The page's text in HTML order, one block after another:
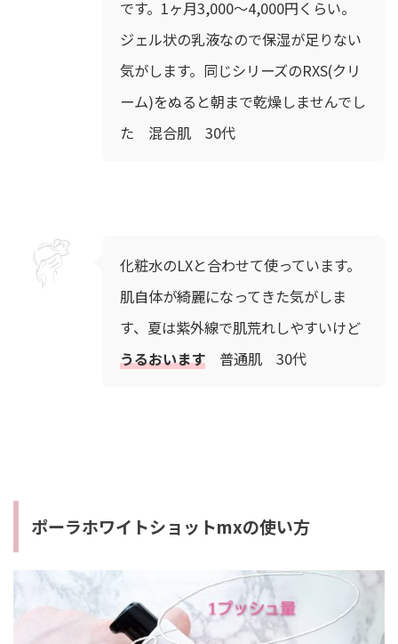
です。1ヶ月3,000～4,000円くらい。
ジェル状の乳液なので保湿が足りない
気がします。同じシリーズのRXS(クリ
ーム)をぬると朝まで乾燥しませんでし
た 混合肌 30代
化粧水のLXと合わせて使っています。
肌自体が綺麗になってきた気がしま
す、夏は紫外線で肌荒れしやすいけど
うるおいます 普通肌 30代
ポーラホワイトショットmxの使い方